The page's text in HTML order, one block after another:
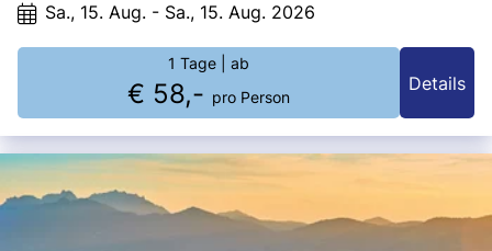
Sa., 15. Aug. - Sa., 15. Aug. 2026
1 Tage | ab
€ 58,- pro Person
Details